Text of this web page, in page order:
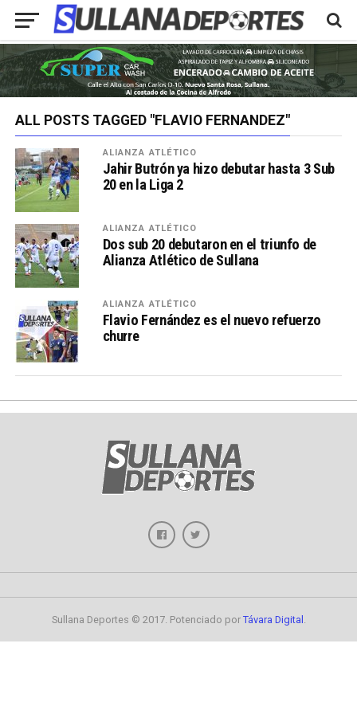
ALL POSTS TAGGED "FLAVIO FERNANDEZ"
ALIANZA ATLÉTICO
Jahir Butrón ya hizo debutar hasta 3 Sub
20 en la Liga 2
ALIANZA ATLÉTICO
Dos sub 20 debutaron en el triunfo de
Alianza Atlético de Sullana
ALIANZA ATLÉTICO
Flavio Fernández es el nuevo refuerzo
churre
Sullana Deportes © 2017. Potenciado por Távara Digital .